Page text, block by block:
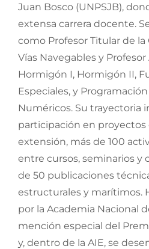
Juan Bosco (UNPSJB),
extensa carrera docente.
como Profesor Titular de
Vías Navegables y
Hormigón I, Hormigón II,
Especiales, y
Numéricos. Su trayectoria
participación en
extensión, más de 100
entre cursos, seminarios y
de 50 publicaciones
estructurales y marítimos.
por la Academia Nacional
mención especial del
y, dentro de la AIE, se